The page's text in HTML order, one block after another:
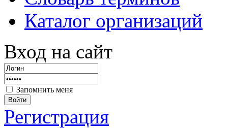
Каталог организаций
Вход на сайт
Запомнить меня
Войти
Регистрация